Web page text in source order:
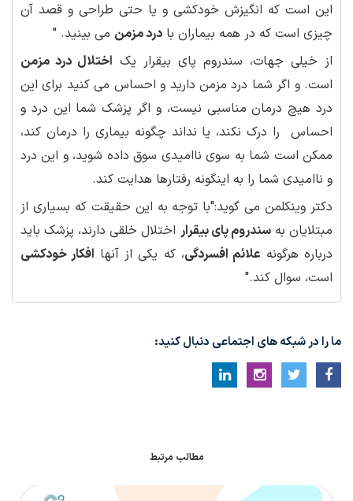
این است که انگیزش خودکشی و یا حتی طراحی و قصد آن
چیزی است که در همه بیماران با درد مزمن می بینید. "
از خیلی جهات، سندروم پای بیقرار یک اختلال درد مزمن
است. و اگر شما درد مزمن دارید و احساس می کنید برای این
درد هیچ درمان مناسبی نیست، و اگر پزشک شما این درد و
احساس را درک نکند، یا نداند چگونه بیماری را درمان کند،
ممکن است شما به سوی ناامیدی سوق داده شوید، و این درد
و ناامیدی شما را به اینگونه رفتارها هدایت کند.
دکتر وینکلمن می گوید:"با توجه به این حقیقت که بسیاری از
مبتلایان بهسندروم پای بیقرار اختلال خلقی دارند، پزشک باید
درباره هرگونه علائم افسردگی، که یکی از آنها افکار خودکشی
است، سوال کند."
ما را در شبکه های اجتماعی دنبال کنید:
مطالب مرتبط